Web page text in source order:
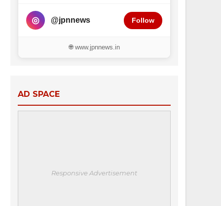
◎ @jpnnews Follow
🌐 www.jpnnews.in
AD SPACE
Responsive Advertisement